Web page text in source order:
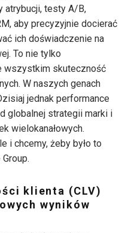
atrybucji, testy A/B,
aby precyzyjnie docierać
ich doświadczenie na
To nie tylko
wszystkim skuteczność
W naszych genach
jednak performance
globalnej strategii marki i
wielokanałowych.
i chcemy, żeby było to
klienta (CLV)
wyników